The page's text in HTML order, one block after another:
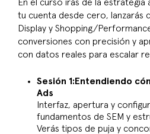
En el curso irás de la estrategia
tu cuenta desde cero, lanzarás
Display y Shopping/
conversiones con precisión y
con datos reales para escalar
Sesión 1:Entendiendo
Ads
Interfaz, apertura y
fundamentos de SEM y
Verás tipos de puja y